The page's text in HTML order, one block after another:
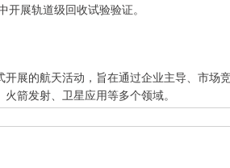
展轨道级回收试验验证。
的航天活动，旨在通过企业主导、市场竞
箭发射、卫星应用等多个领域。